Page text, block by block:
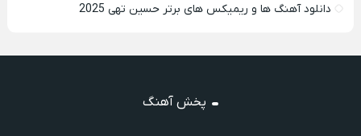
دانلود آهنگ ها و ریمیکس های برتر حسین تهی 2025
پخش آهنگ